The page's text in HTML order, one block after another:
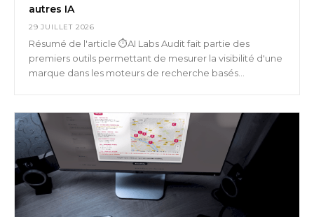
autres IA
29 JUILLET 2026
Résumé de l'article ⏱️AI Labs Audit fait partie des
premiers outils permettant de mesurer la visibilité d'une
marque dans les moteurs de recherche basés...